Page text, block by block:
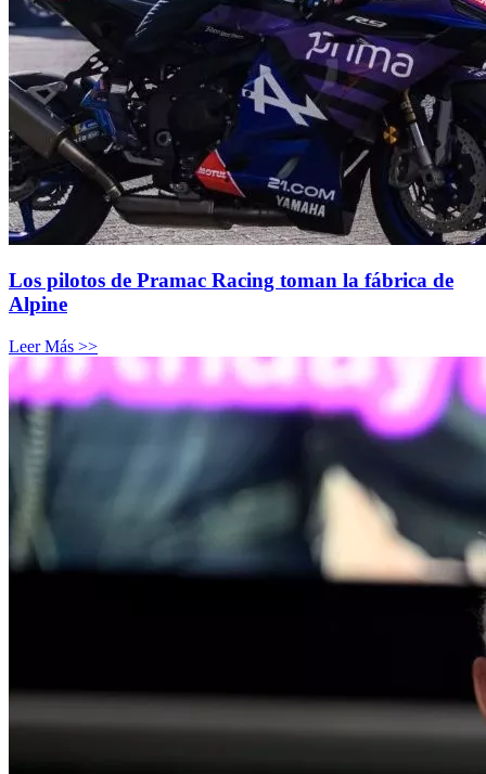
Los pilotos de Pramac Racing toman la fábrica de
Alpine
Leer Más >>